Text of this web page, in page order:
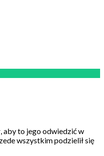
aby to jego odwiedzić w
wszystkim podzielił się